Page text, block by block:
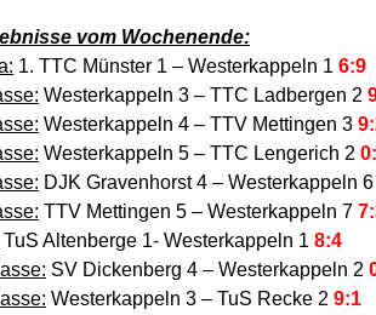
vom Wochenende:
1. TTC Münster 1 – Westerkappeln 1 6:9
Westerkappeln 3 – TTC Ladbergen 2
Westerkappeln 4 – TTV Mettingen 3
Westerkappeln 5 – TTC Lengerich 2
DJK Gravenhorst 4 – Westerkappeln 6
TTV Mettingen 5 – Westerkappeln 7
TuS Altenberge 1- Westerkappeln 1 8:4
SV Dickenberg 4 – Westerkappeln 2
Westerkappeln 3 – TuS Recke 2 9:1